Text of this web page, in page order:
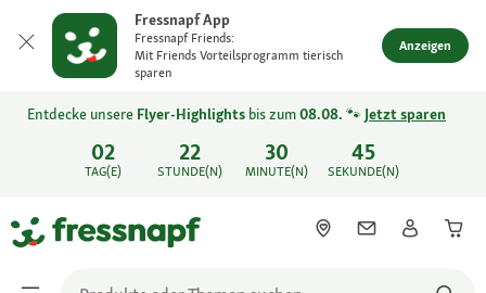
Fressnapf App
Fressnapf Friends:
Mit Friends Vorteilsprogramm tierisch
sparen
Anzeigen
02
TAG(E)
22
STUNDE(N)
30
MINUTE(N)
45
SEKUNDE(N)
Entdecke unsere Flyer-Highlights bis zum08.08. 🐾 Jetzt sparen